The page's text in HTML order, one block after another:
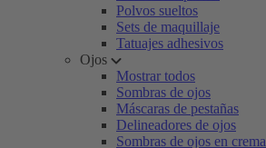
Polvos sueltos
Sets de maquillaje
Tatuajes adhesivos
Ojos
Mostrar todos
Sombras de ojos
Máscaras de pestañas
Delineadores de ojos
Sombras de ojos en crema